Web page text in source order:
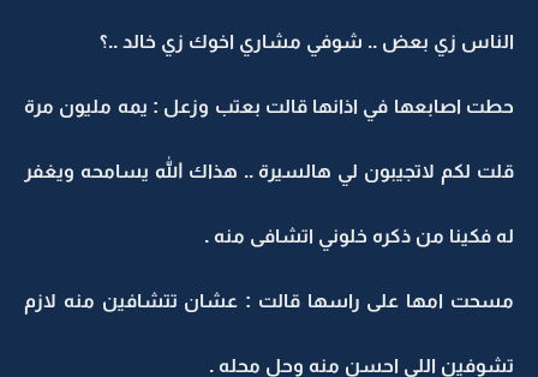
الناس زي بعض .. شوفي مشاري اخوك زي خالد ..؟
حطت اصابعها في اذانها قالت بعتب وزعل : يمه مليون مرة
قلت لكم لاتجيبون لي هالسيرة .. هذاك الله يسامحه ويغفر
له فكينا من ذكره خلوني اتشافى منه .
مسحت امها على راسها قالت : عشان تتشافين منه لازم
تشوفين اللي احسن منه وحل محله .